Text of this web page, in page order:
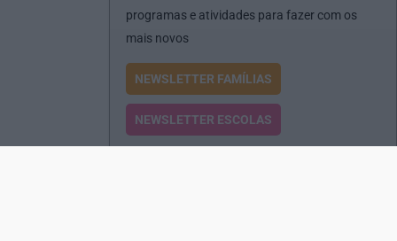
programas e atividades para fazer com os
mais novos
NEWSLETTER FAMÍLIAS
NEWSLETTER ESCOLAS